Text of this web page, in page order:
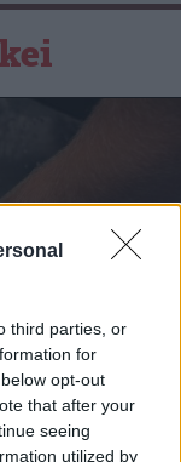
third parties, or
for
opt-out
that after your
seeing
utilized by